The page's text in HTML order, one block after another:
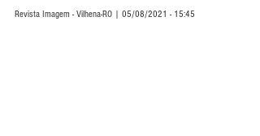
Revista Imagem - Vilhena-RO | 05/08/2021 - 15:45